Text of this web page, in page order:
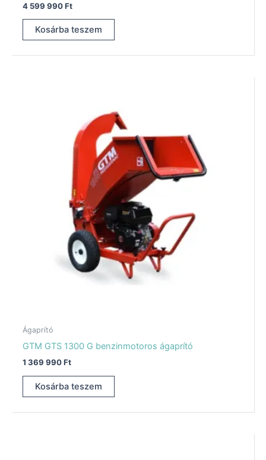
4 599 990Ft
Kosárba teszem
Ágaprító
GTM GTS 1300 G benzinmotoros ágaprító
1 369 990Ft
Kosárba teszem